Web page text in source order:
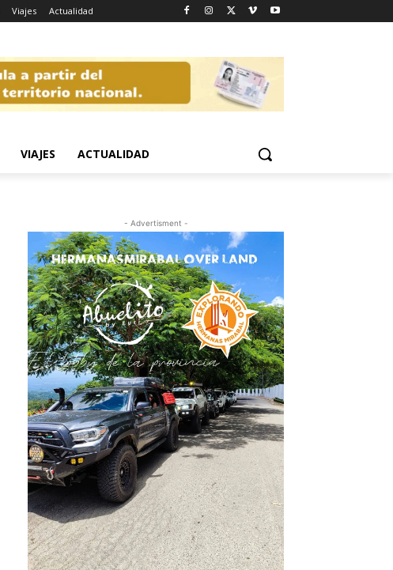
Viajes Actualidad
VIAJES ACTUALIDAD
- Advertisment -